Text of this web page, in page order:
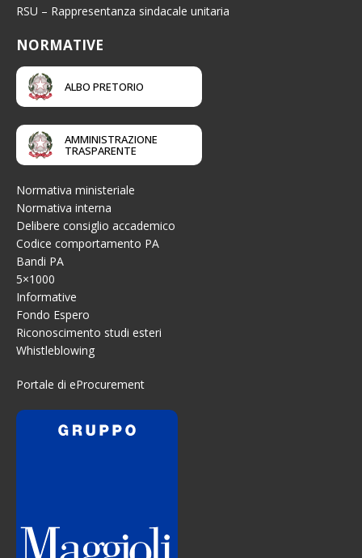
RSU – Rappresentanza sindacale unitaria
NORMATIVE
ALBO PRETORIO
AMMINISTRAZIONE
TRASPARENTE
Normativa ministeriale
Normativa interna
Delibere consiglio accademico
Codice comportamento PA
Bandi PA
5×1000
Informative
Fondo Espero
Riconoscimento studi esteri
Whistleblowing
Portale di eProcurement